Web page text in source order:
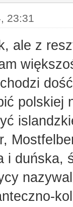
23:31
ale z
polskiej
i duńska,